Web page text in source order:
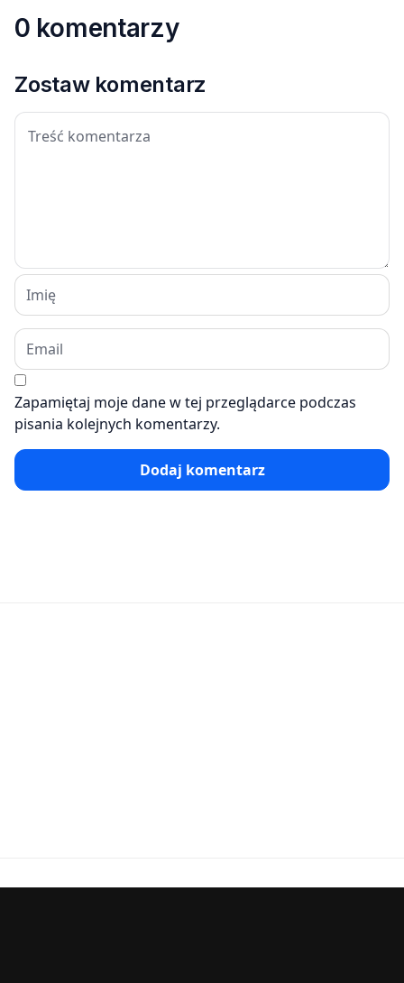
0 komentarzy
Zostaw komentarz
Zapamiętaj moje dane w tej przeglądarce podczas
pisania kolejnych komentarzy.
Dodaj komentarz